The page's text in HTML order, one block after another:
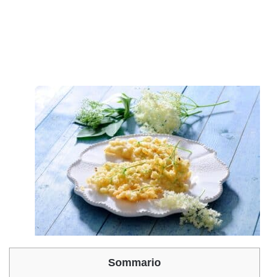
Sommario